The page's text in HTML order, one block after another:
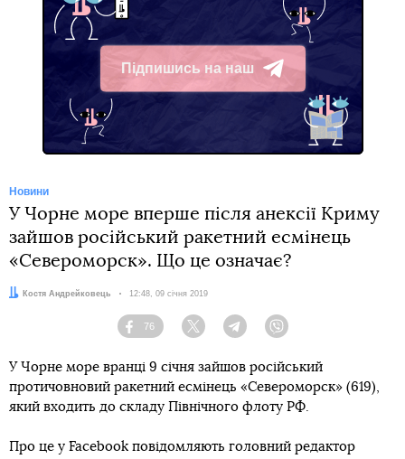
Підпишись на наш
Telegram
Новини
У Чорне море вперше після анексії Криму
зайшов російський ракетний есмінець
«Североморск». Що це означає?
Автор:Костя Андрейковець Дата:
12:48, 09 січня 2019
Facebook
76
Twitter TelegramViber
У Чорне море вранці 9 січня зайшов російський
протичовновий ракетний есмінець «Североморск» (619),
який входить до складу Північного флоту РФ.
Про це у Facebook повідомляють головний редактор